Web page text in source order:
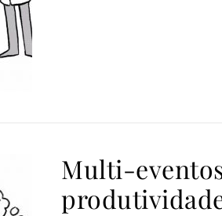
Multi-